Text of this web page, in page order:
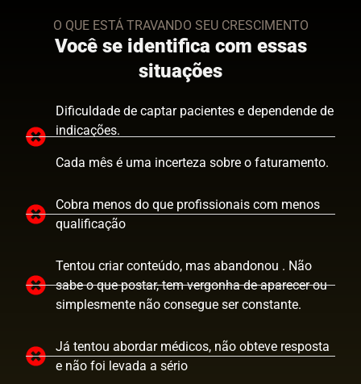
O QUE ESTÁ TRAVANDO SEU CRESCIMENTO
Você se identifica com essas
situações
Dificuldade de captar pacientes e dependende de
indicações.
Cada mês é uma incerteza sobre o faturamento.
Cobra menos do que profissionais com menos
qualificação
Tentou criar conteúdo, mas abandonou . Não
sabe o que postar, tem vergonha de aparecer ou
simplesmente não consegue ser constante.
Já tentou abordar médicos, não obteve resposta
e não foi levada a sério